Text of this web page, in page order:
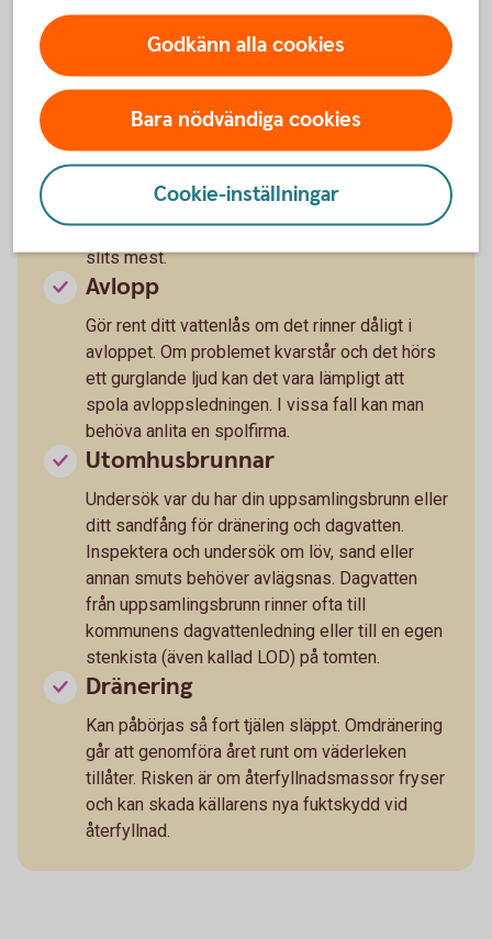
Fönster
Skrapa och måla fönster. Hur ofta detta
behöver göras beror på var du bor, men ungefär
vart åttonde till tionde år. Sjönära hus och hus
på västkusten slits mer, och husets norrsida
jobb ett år kan du bättringsmåla ett fönster och
få respit i något år. Nedre delen av fönstret
slits mest.
Avlopp
Gör rent ditt vattenlås om det rinner dåligt i
avloppet. Om problemet kvarstår och det hörs
ett gurglande ljud kan det vara lämpligt att
spola avloppsledningen. I vissa fall kan man
behöva anlita en spolfirma.
Utomhusbrunnar
Undersök var du har din uppsamlingsbrunn eller
ditt sandfång för dränering och dagvatten.
Inspektera och undersök om löv, sand eller
annan smuts behöver avlägsnas. Dagvatten
från uppsamlingsbrunn rinner ofta till
kommunens dagvattenledning eller till en egen
stenkista (även kallad LOD) på tomten.
Dränering
Kan påbörjas så fort tjälen släppt. Omdränering
går att genomföra året runt om väderleken
tillåter. Risken är om återfyllnadsmassor fryser
och kan skada källarens nya fuktskydd vid
återfyllnad.
Godkänn alla cookies
Bara nödvändiga cookies
Cookie-inställningar